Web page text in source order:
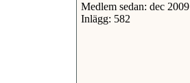
Medlem sedan: dec 2009
Inlägg: 582